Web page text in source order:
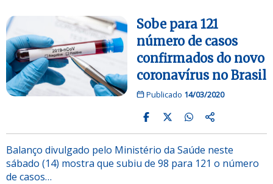
Sobe para 121
número de casos
confirmados do novo
coronavírus no Brasil
Publicado 14/03/2020
Balanço divulgado pelo Ministério da Saúde neste
sábado (14) mostra que subiu de 98 para 121 o número
de casos…